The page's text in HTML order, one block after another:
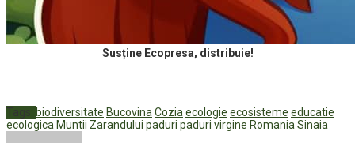
Susține Ecopresa, distribuie!
Tags: biodiversitate Bucovina Cozia ecologie ecosisteme educatie
ecologica Muntii Zarandului paduri paduri virgine Romania Sinaia